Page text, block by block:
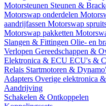
Motorsteunen Steunen &
Motorswap onderdelen
aandrijfassen Motorswap
Motorswap pakketten
Slangen & Fittingen Olie- en
Verlopen Gereedschappen &
Elektronica & ECU ECU's &
Relais Startmotoren &
Adapters Overige elektronica
Aandrijving
Schakelen & Ontkoppelen